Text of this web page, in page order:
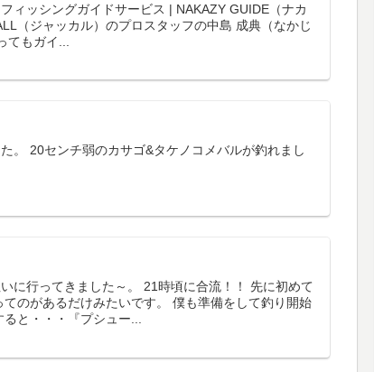
ィッシングガイドサービス | NAKAZY GUIDE（ナカ
（ジャッカル）のプロスタッフの中島 成典（なかじ
もガイ...
。 20センチ弱のカサゴ&タケノコメバルが釣れまし
に行ってきました～。 21時頃に合流！！ 先に初めて
のがあるだけみたいです。 僕も準備をして釣り開始
と・・・『プシュー...